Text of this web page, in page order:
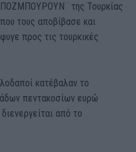
της Τουρκίας
τους αποβίβασε και
προς τις τουρκικές
κατέβαλαν το
πεντακοσίων ευρώ
από το